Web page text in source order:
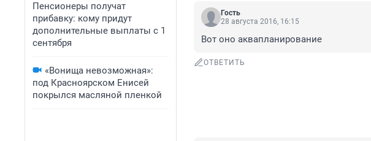
Пенсионеры получат
прибавку: кому придут
дополнительные выплаты с 1
сентября
«Вонища невозможная»:
под Красноярском Енисей
покрылся масляной пленкой
Гость
28 августа 2016, 16:15
Вот оно аквапланирование
ОТВЕТИТЬ